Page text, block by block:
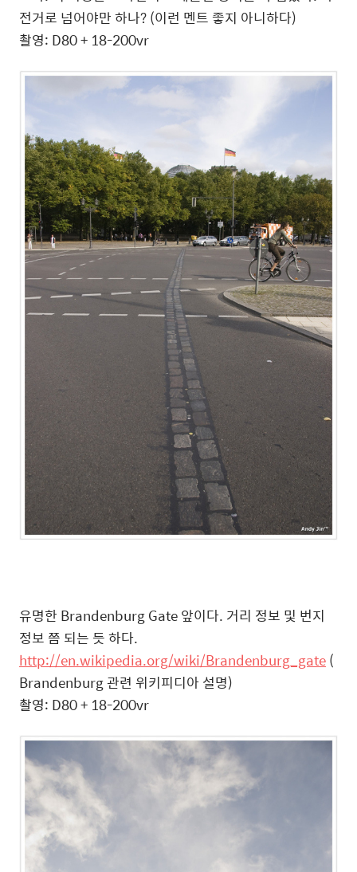
전거로 넘어야만 하나? (이런 멘트 좋지 아니하다)
촬영: D80 + 18-200vr
유명한 Brandenburg Gate 앞이다. 거리 정보 및 번지
정보 쯤 되는 듯 하다.
http://en.wikipedia.org/wiki/Brandenburg_gate(
Brandenburg 관련 위키피디아 설명)
촬영: D80 + 18-200vr